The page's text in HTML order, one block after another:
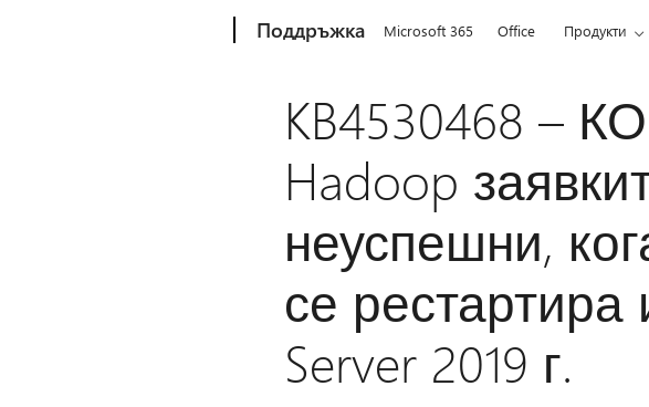
Поддръжка Microsoft 365 Office Продукти
KB4530468 –
Hadoop
неуспешни,
се рестартира
Server 2019 г.